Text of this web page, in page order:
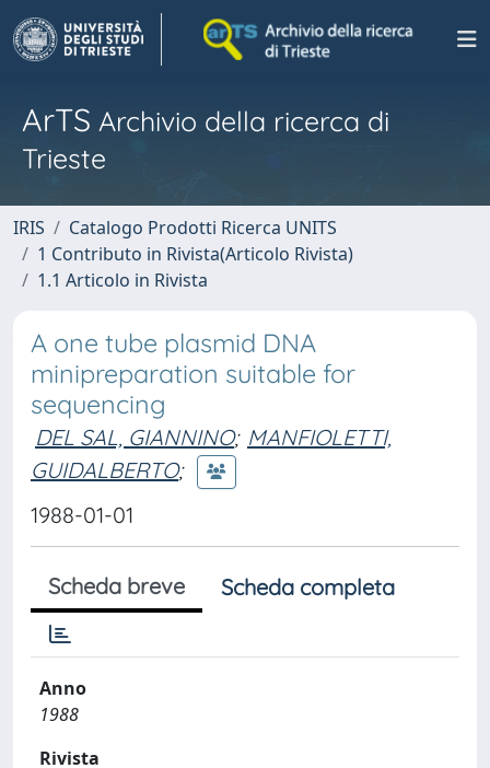
ArTS Archivio della ricerca di
Trieste
IRIS
Catalogo Prodotti Ricerca UNITS
1 Contributo in Rivista(Articolo Rivista)
1.1 Articolo in Rivista
A one tube plasmid DNA
minipreparation suitable for
sequencing
DEL SAL, GIANNINO; MANFIOLETTI,
GUIDALBERTO;
1988-01-01
Scheda breve Scheda completa
Anno
1988
Rivista